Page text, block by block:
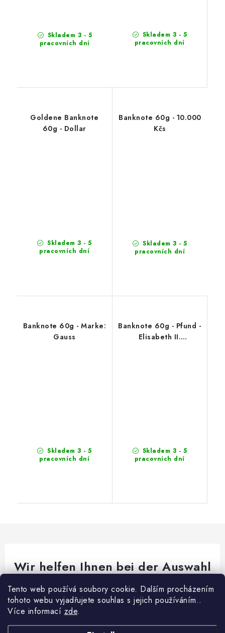
Tento web používá soubory cookie. Dalším procházením
tohoto webu vyjadřujete souhlas s jejich používáním..
Více informací zde.
Skladem 3 - 5
pracovních dní
Skladem 3 - 5
pracovních dní
Goldene Banknote
60g - Dollar
Skladem 3 - 5
pracovních dní
Banknote 60g - 10.000
Kčs
Skladem 3 - 5
pracovních dní
Banknote 60g - Marke:
Gauss
Skladem 3 - 5
pracovních dní
Banknote 60g - Pfund -
Elisabeth II.
Skladem 3 - 5
pracovních dní
Wir helfen Ihnen bei der Auswahl
Brauchen Sie Rat bei etwas? Wir sind für dich da!
export@ fikar.cz